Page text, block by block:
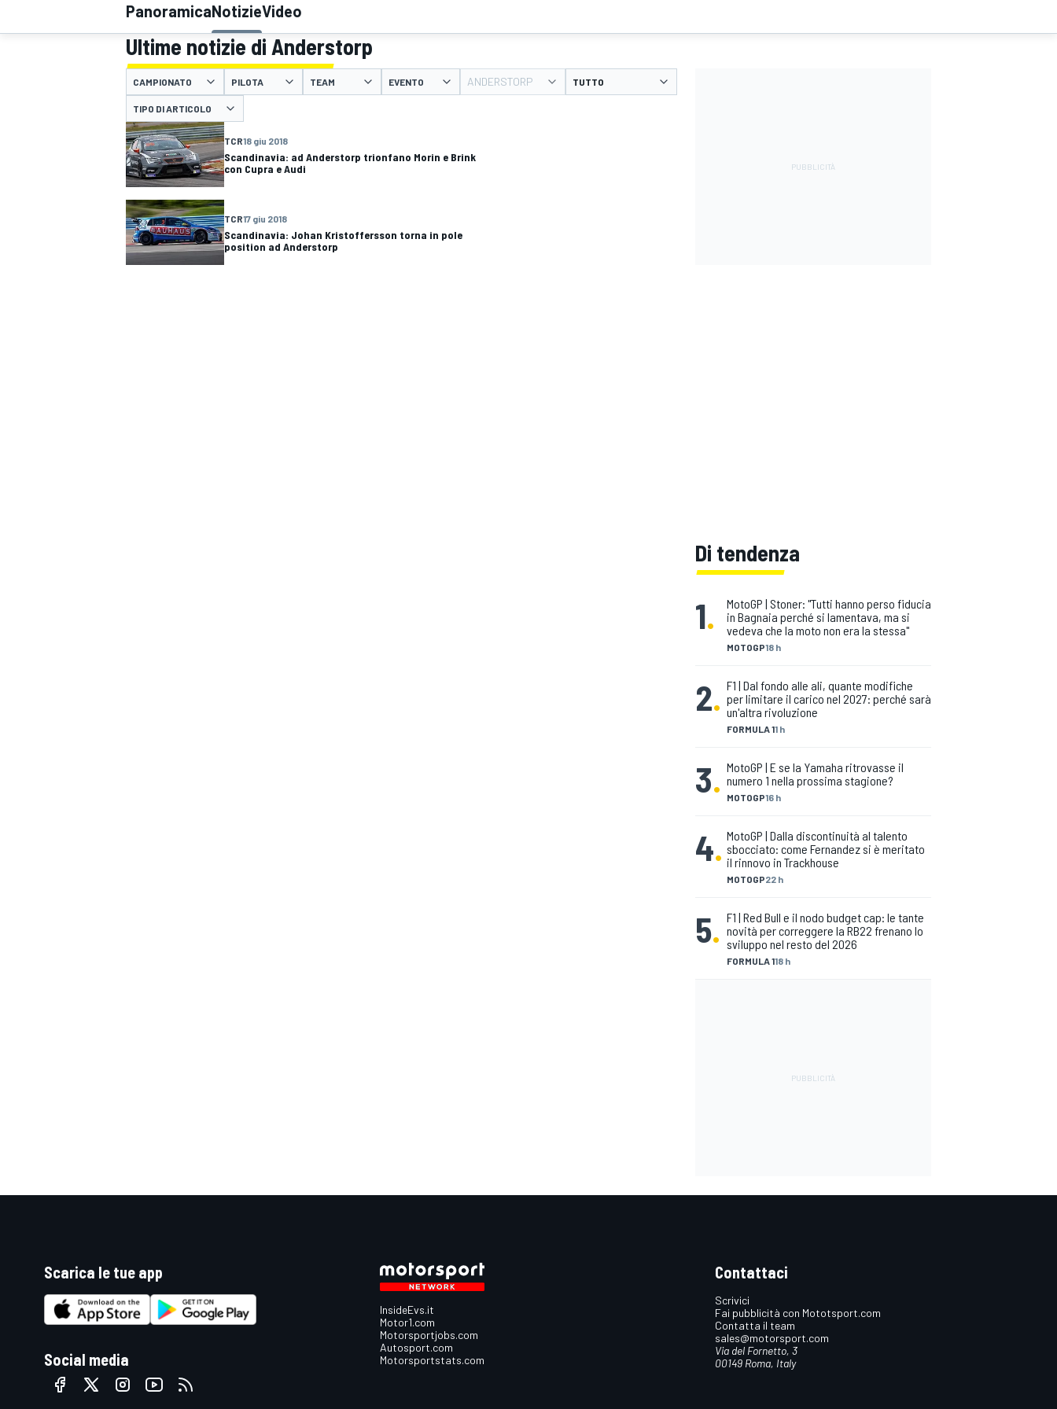
MOTOGP
WRC
PanoramicaNotizieVideo
Ultime notizie di Anderstorp
CAMPIONATO PILOTA TEAM EVENTO ANDERSTORP
TIPO DI ARTICOLO
TCR18 giu 2018
Scandinavia: ad Anderstorp trionfano Morin e Brink
con Cupra e Audi
TCR17 giu 2018
Scandinavia: Johan Kristoffersson torna in pole
position ad Anderstorp
Di tendenza
1.
MOTOGP18 h
MotoGP | Stoner: "Tutti hanno perso fiducia
in Bagnaia perché si lamentava, ma si
vedeva che la moto non era la stessa"
2.
FORMULA 11 h
F1 | Dal fondo alle ali, quante modifiche
per limitare il carico nel 2027: perché sarà
un'altra rivoluzione
3. MOTOGP16 h
MotoGP | E se la Yamaha ritrovasse il
numero 1 nella prossima stagione?
4.
MOTOGP22 h
MotoGP | Dalla discontinuità al talento
sbocciato: come Fernandez si è meritato
il rinnovo in Trackhouse
5.
FORMULA 118 h
F1 | Red Bull e il nodo budget cap: le tante
novità per correggere la RB22 frenano lo
sviluppo nel resto del 2026
Scarica le tue app
Social media
InsideEvs.it
Motor1.com
Motorsportjobs.com
Autosport.com
Motorsportstats.com
Contattaci
Scrivici
Fai pubblicità con Mototsport.com
Contatta il team
sales@motorsport.com
Via del Fornetto, 3
00149 Roma, Italy